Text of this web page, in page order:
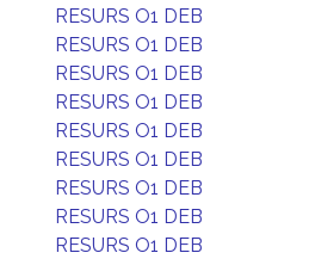
RESURS O1 DEB
RESURS O1 DEB
RESURS O1 DEB
RESURS O1 DEB
RESURS O1 DEB
RESURS O1 DEB
RESURS O1 DEB
RESURS O1 DEB
RESURS O1 DEB